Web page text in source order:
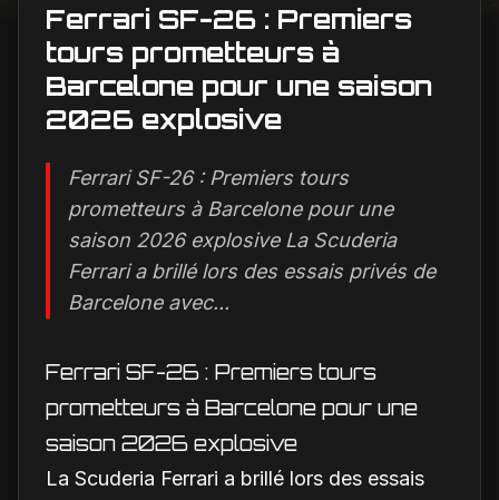
Ferrari SF-26 : Premiers
tours prometteurs à
Barcelone pour une saison
2026 explosive
Ferrari SF-26 : Premiers tours
prometteurs à Barcelone pour une
saison 2026 explosive La Scuderia
Ferrari a brillé lors des essais privés de
Barcelone avec...
Ferrari SF-26 : Premiers tours
prometteurs à Barcelone pour une
saison 2026 explosive
La Scuderia Ferrari a brillé lors des essais